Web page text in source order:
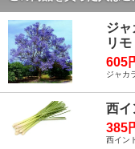
ジャ
リ
605
ジャカ
西
385
西イン